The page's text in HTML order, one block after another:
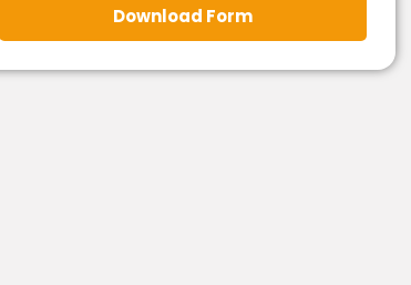
Download Form